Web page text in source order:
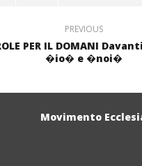
PREVIOUS
PER IL DOMANI
�io� e �noi�
Movimento